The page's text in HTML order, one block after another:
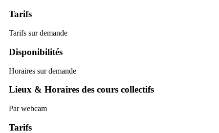
Tarifs
Tarifs sur demande
Disponibilités
Horaires sur demande
Lieux & Horaires des cours collectifs
Par webcam
Tarifs